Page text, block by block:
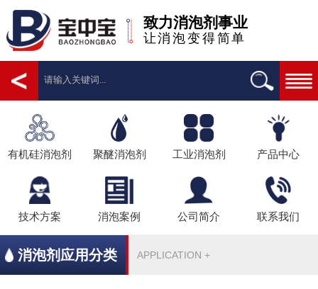
致力消泡剂事业
让消泡变得简单
有机硅消泡剂 聚醚消泡剂 工业消泡剂 产品中心
技术方案 消泡案例 公司简介 联系我们
消泡剂应用分类 APPLICATION +